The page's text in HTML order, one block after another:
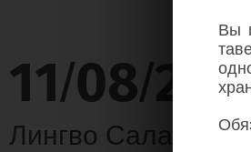
11/08/
Лингво Салат:
Вы